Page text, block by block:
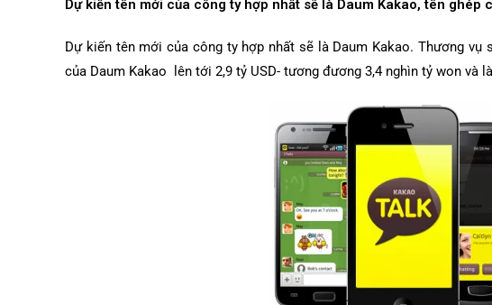
Dự kiến tên mới của công ty hợp nhất sẽ là Daum Kakao, tên ghép
Dự kiến tên mới của công ty hợp nhất sẽ là Daum Kakao. Thương
của Daum Kakao lên tới 2,9 tỷ USD- tương đương 3,4 nghìn tỷ won và